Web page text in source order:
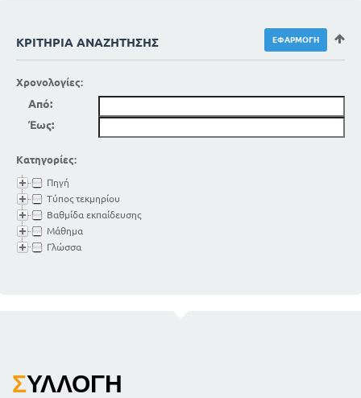
ΚΡΙΤΉΡΙΑ ΑΝΑΖΉΤΗΣΗΣ
Χρονολογίες:
Από:
Έως:
Κατηγορίες:
Πηγή
Τύπος τεκμηρίου
Βαθμίδα εκπαίδευσης
Μάθημα
Γλώσσα
ΣΥΛΛΟΓΉ